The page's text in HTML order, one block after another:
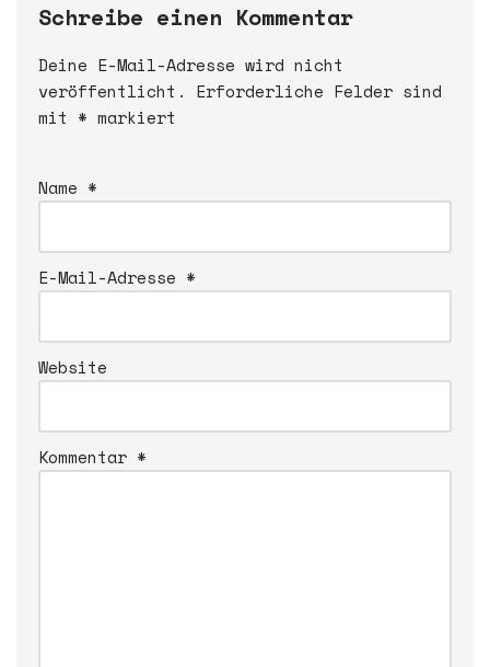
Schreibe einen Kommentar
Deine E-Mail-Adresse wird nicht
veröffentlicht. Erforderliche Felder sind
mit * markiert
Name *
E-Mail-Adresse *
Website
Kommentar *
A
l
t
n
t
i